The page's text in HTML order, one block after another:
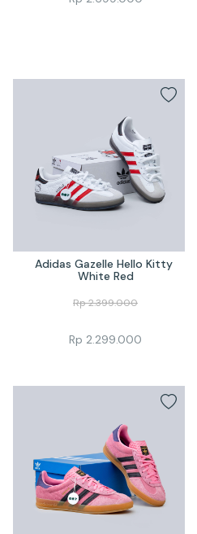
Adidas Gazelle Hello Kitty
White Red
Rp2.399.000
Rp 2.299.000